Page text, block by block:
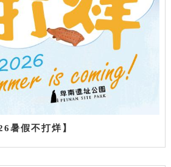
暑假不打烊】